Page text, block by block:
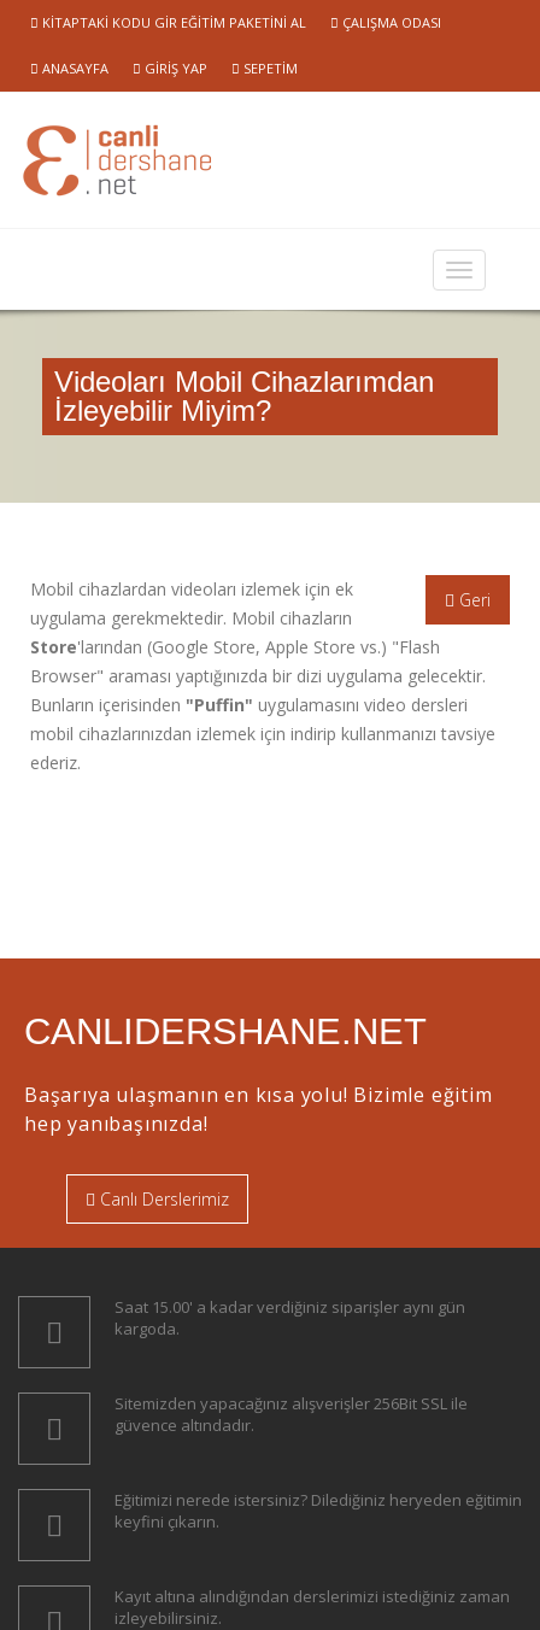
KITAPTAKI KODU GIR EĞITIM PAKETINI AL ÇALIŞMA ODASI
ANASAYFA GIRIŞ YAP SEPETIM
Videoları Mobil Cihazlarımdan
İzleyebilir Miyim?
Geri
Mobil cihazlardan videoları izlemek için ek
uygulama gerekmektedir. Mobil cihazların
Store'larından (Google Store, Apple Store vs.) "Flash
Browser" araması yaptığınızda bir dizi uygulama gelecektir.
Bunların içerisinden "Puffin" uygulamasını video dersleri
mobil cihazlarınızdan izlemek için indirip kullanmanızı tavsiye
ederiz.
CANLIDERSHANE.NET
Başarıya ulaşmanın en kısa yolu! Bizimle eğitim
hep yanıbaşınızda!
Canlı Derslerimiz
Saat 15.00' a kadar verdiğiniz siparişler aynı gün
kargoda.
Sitemizden yapacağınız alışverişler 256Bit SSL ile
güvence altındadır.
Eğitimizi nerede istersiniz? Dilediğiniz heryeden eğitimin
keyfini çıkarın.
Kayıt altına alındığından derslerimizi istediğiniz zaman
izleyebilirsiniz.